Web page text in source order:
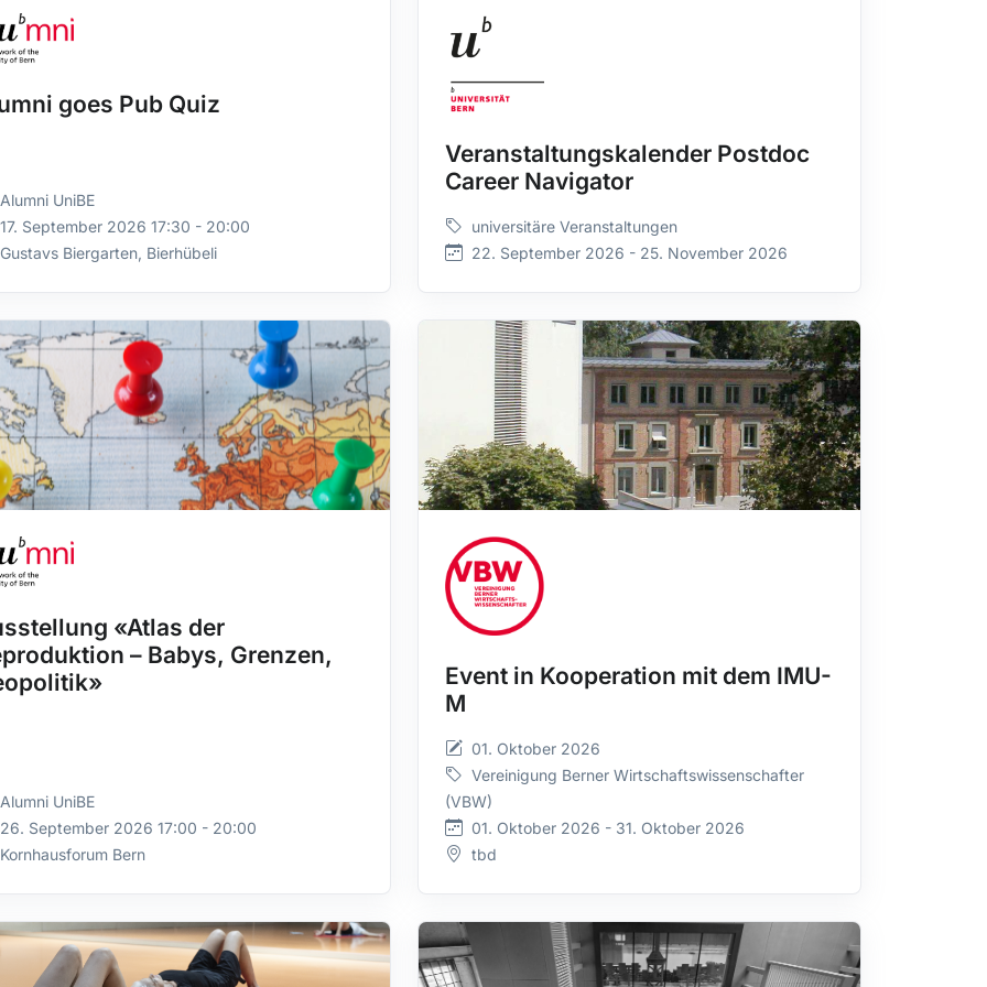
goes Pub Quiz
Alumni UniBE
17. September 2026 17:30 - 20:00
Gustavs Biergarten, Bierhübeli
Veranstaltungskalender Postdoc
Career Navigator
universitäre Veranstaltungen
22. September 2026 - 25. November 2026
«Atlas der
– Babys, Grenzen,
Alumni UniBE
26. September 2026 17:00 - 20:00
Kornhausforum Bern
Event in Kooperation mit dem IMU-
M
01. Oktober 2026
Vereinigung Berner Wirtschaftswissenschafter
(VBW)
01. Oktober 2026 - 31. Oktober 2026
tbd